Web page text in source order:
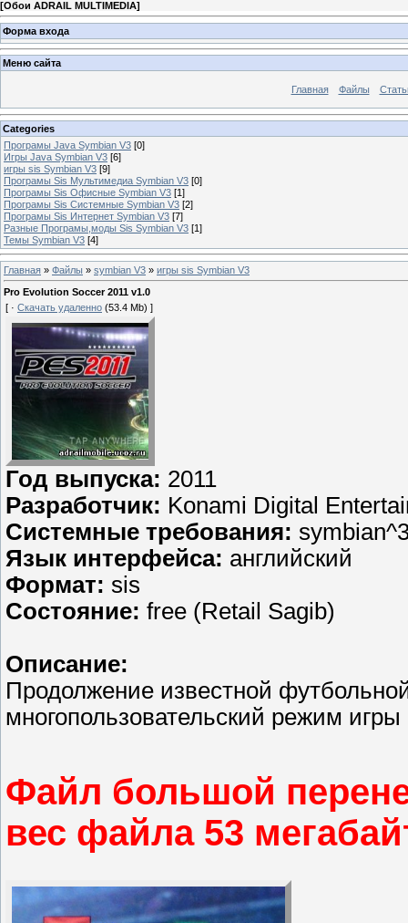
[Обои ADRAIL MULTIMEDIA]
Форма входа
Меню сайта
Главная Файлы
Categories
Програмы Java Symbian V3 [0]
Игры Java Symbian V3 [6]
игры sis Symbian V3 [9]
Програмы Sis Мультимедиа Symbian V3 [0]
Програмы Sis Офисные Symbian V3 [1]
Програмы Sis Системные Symbian V3 [2]
Програмы Sis Интернет Symbian V3 [7]
Разные Програмы,моды Sis Symbian V3 [1]
Темы Symbian V3 [4]
Главная » Файлы » symbian V3 » игры sis Symbian V3
Pro Evolution Soccer 2011 v1.0
[ · Скачать удаленно (53.4 Mb) ]
Год выпуска: 2011
Разработчик: Konami Digital
Системные требования:
Язык интерфейса: английский
Формат: sis
Состояние: free (Retail Sagib)
Описание:
Продолжение известной
многопользовательский режим
Файл большой
вес файла 53